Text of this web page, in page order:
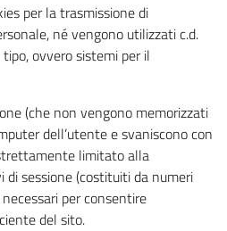
per la trasmissione di
né vengono utilizzati c.d.
ovvero sistemi per il
(che non vengono memorizzati
dell’utente e svaniscono con
limitato alla
sessione (costituiti da numeri
per consentire
del sito.